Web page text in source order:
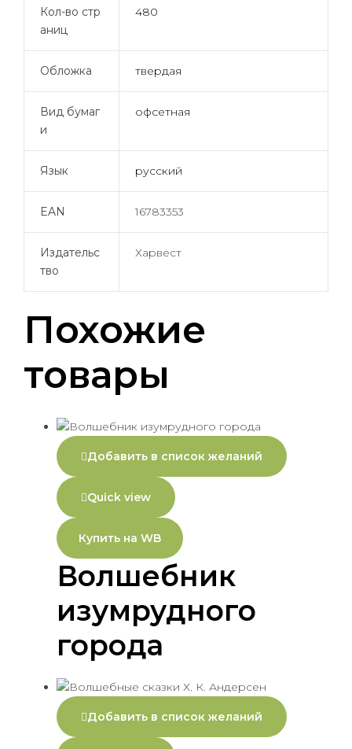
Кол-во стр
аниц
480
Обложка твердая
Вид бумаг
и
офсетная
Язык русский
EAN 16783353
Издательс
тво
Харвест
Похожие
товары
Добавить в список желаний
Quick view
Купить на WB
Волшебник
изумрудного
города
Добавить в список желаний